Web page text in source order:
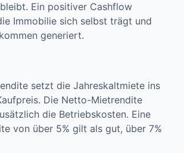
Ein positiver Cashflow
Immobilie sich selbst trägt und
generiert.
setzt die Jahreskaltmiete ins
Die Netto-Mietrendite
die Betriebskosten. Eine
von über 5% gilt als gut, über 7%